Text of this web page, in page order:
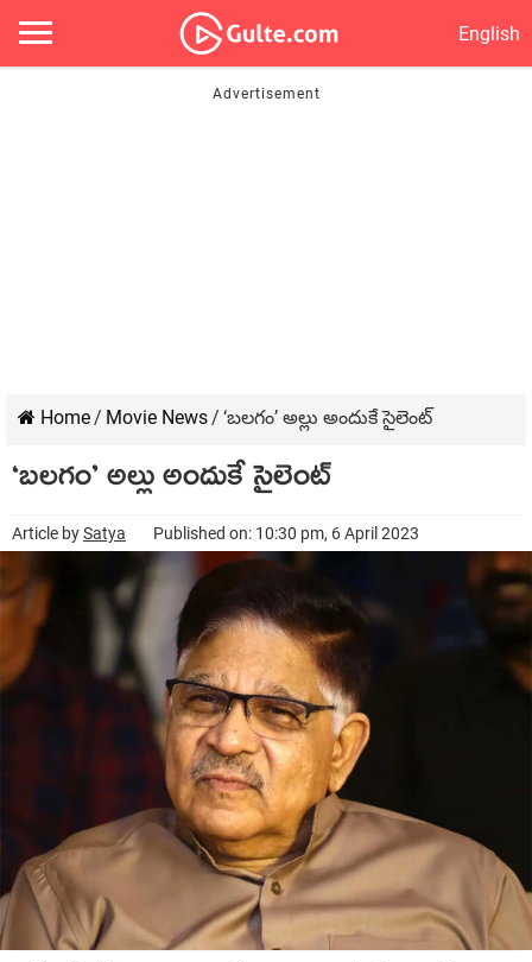
English
Home/ Movie News/ ‘బలగం’ అల్లు అందుకే సైలెంట్
‘బలగం’ అల్లు అందుకే సైలెంట్
Article bySatya Published on: 10:30 pm, 6 April 2023